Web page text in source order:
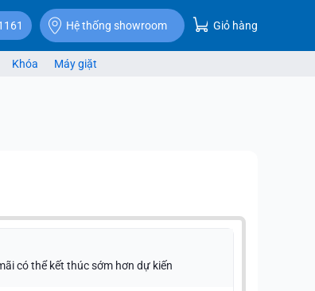
Hệ thống showroom Giỏ hàng
Khóa Máy giặt
có thể kết thúc sớm hơn dự kiến